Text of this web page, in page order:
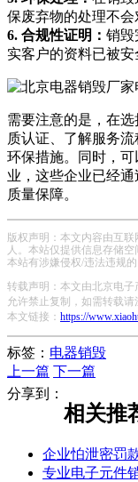
保废弃物的处理不会
6. 合规性证明： 销毁
实客户的资料已被安
需要注意的是，在
质认证、了解服务
环保措施。同时，
业，这些企业已经
质量保障。
版权声明：本文内容由互
人。本站仅提供信息存储
本站有涉嫌侵权/违法违规的
转载声明：本文由北京电子
允许禁止复制，如需转载请
本文链接： https://
标签： 电器销毁
上一篇 下一篇
分享到：
相关推
企业怕泄密罚
专业电子元件